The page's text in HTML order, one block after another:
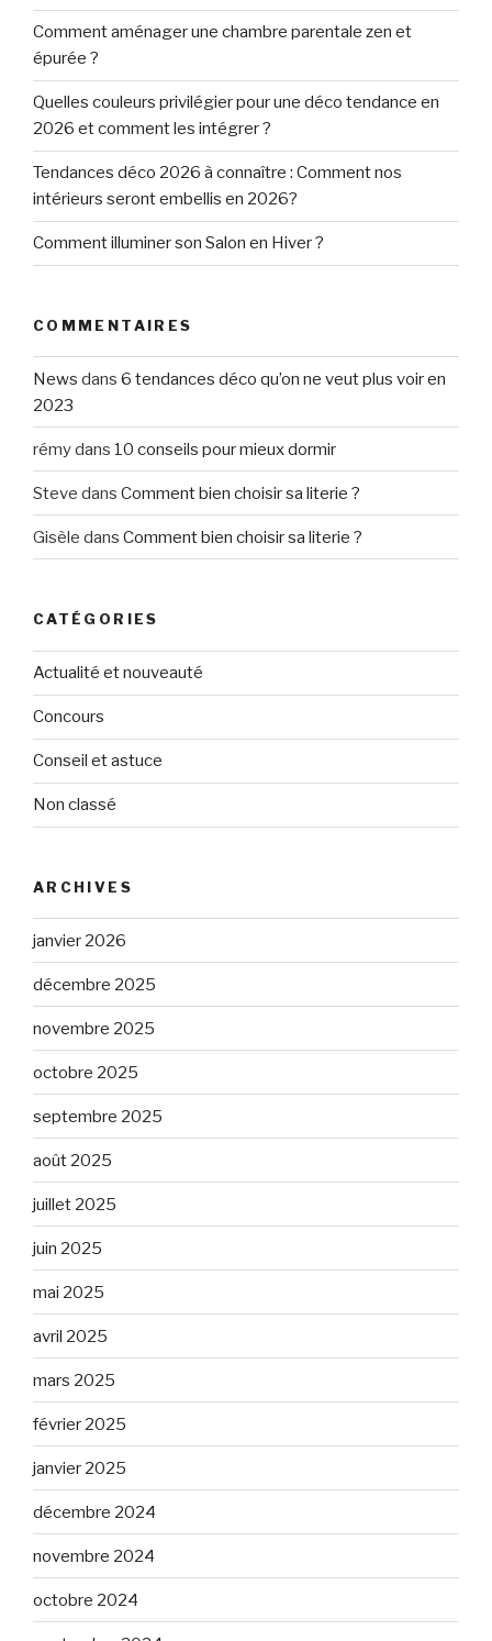
Comment aménager une chambre parentale zen et
épurée ?
Quelles couleurs privilégier pour une déco tendance en
2026 et comment les intégrer ?
Tendances déco 2026 à connaître : Comment nos
intérieurs seront embellis en 2026?
Comment illuminer son Salon en Hiver ?
COMMENTAIRES
News dans 6 tendances déco qu’on ne veut plus voir en
2023
rémydans 10 conseils pour mieux dormir
Steve dans Comment bien choisir sa literie ?
Gisèle dans Comment bien choisir sa literie ?
CATÉGORIES
Actualité et nouveauté
Concours
Conseil et astuce
Non classé
ARCHIVES
janvier 2026
décembre 2025
novembre 2025
octobre 2025
septembre 2025
août 2025
juillet 2025
juin 2025
mai 2025
avril 2025
mars 2025
février 2025
janvier 2025
décembre 2024
novembre 2024
octobre 2024